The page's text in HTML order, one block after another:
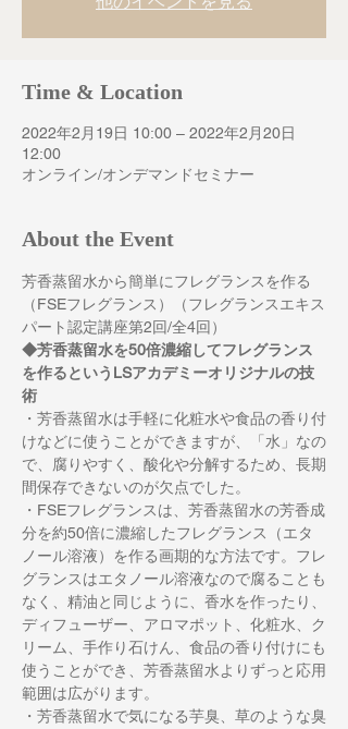
Time & Location
2022年2月19日 10:00 – 2022年2月20日
12:00
オンライン/オンデマンドセミナー
About the Event
芳香蒸留水から簡単にフレグランスを作る
（FSEフレグランス）（フレグランスエキス
パート認定講座第2回/全4回）
◆芳香蒸留水を50倍濃縮してフレグランス
を作るというLSアカデミーオリジナルの技
術
・芳香蒸留水は手軽に化粧水や食品の香り付
けなどに使うことができますが、「水」なの
で、腐りやすく、酸化や分解するため、長期
間保存できないのが欠点でした。
・FSEフレグランスは、芳香蒸留水の芳香成
分を約50倍に濃縮したフレグランス（エタ
ノール溶液）を作る画期的な方法です。フレ
グランスはエタノール溶液なので腐ることも
なく、精油と同じように、香水を作ったり、
ディフューザー、アロマポット、化粧水、ク
リーム、手作り石けん、食品の香り付けにも
使うことができ、芳香蒸留水よりずっと応用
範囲は広がります。
・芳香蒸留水で気になる芋臭、草のような臭